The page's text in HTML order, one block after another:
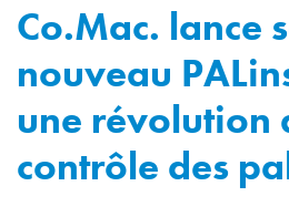
Co.Mac. lance
nouveau
une révolution
contrôle des